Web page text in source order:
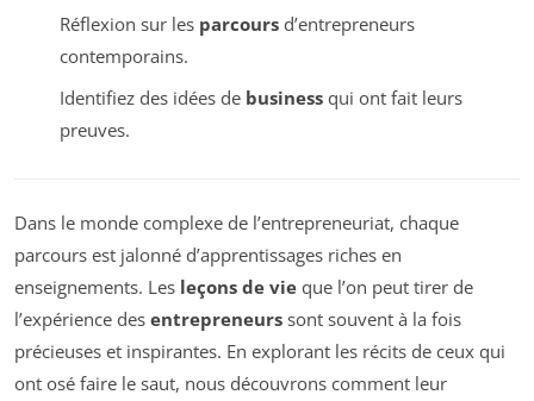
Réflexion sur les parcoursd’entrepreneurs
contemporains.
Identifiez des idées de businessqui ont fait leurs
preuves.
Dans le monde complexe de l’entrepreneuriat, chaque
parcours est jalonné d’apprentissages riches en
enseignements. Les leçons de vie que l’on peut tirer de
l’expérience des entrepreneurs sont souvent à la fois
précieuses et inspirantes. En explorant les récits de ceux qui
ont osé faire le saut, nous découvrons comment leur